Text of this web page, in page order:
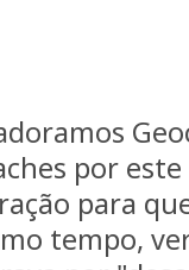
por
para
tempo,